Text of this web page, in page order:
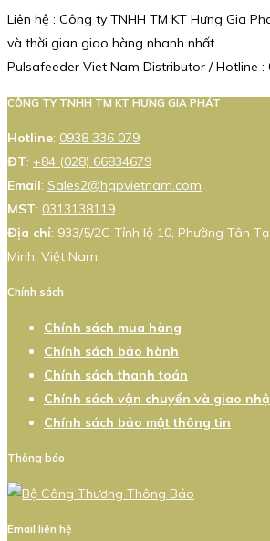
Liên hệ : Công ty TNHH TM KT Hưng Gia
và thời gian giao hàng nhanh nhất.
Pulsafeeder Viet Nam Distributor / Hotline :
CÔNG TY TNHH TM KT HƯNG GIA PHÁT
Hotline: 0938 336 079
ĐT: +84 (028) 66834679
Email: Sales2@hgpvietnam.com
MST: 0313138119
Địa chỉ: 933/5/2C Tỉnh lộ 10, Phường Tân
Minh, Việt Nam.
Chính sách
Chính sách mua hàng
Chính sách bảo hành
Chính sách thanh toán
Chính sách vận chuyển và giao
Chính sách bảo mật thông tin
Thông báo
Email liên hệ